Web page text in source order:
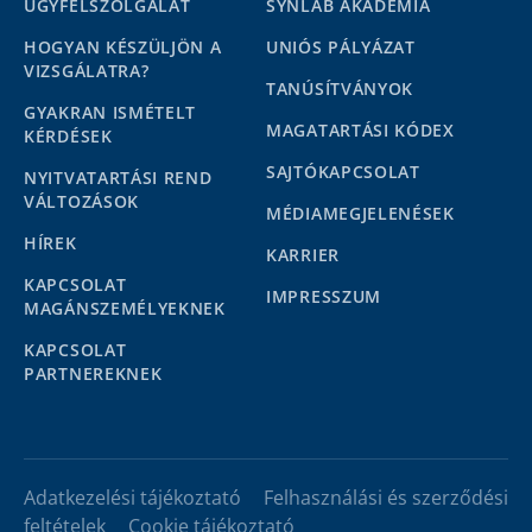
ÜGYFÉLSZOLGÁLAT
HOGYAN KÉSZÜLJÖN A
VIZSGÁLATRA?
GYAKRAN ISMÉTELT
KÉRDÉSEK
NYITVATARTÁSI REND
VÁLTOZÁSOK
HÍREK
KAPCSOLAT
MAGÁNSZEMÉLYEKNEK
KAPCSOLAT
PARTNEREKNEK
SYNLAB AKADÉMIA
UNIÓS PÁLYÁZAT
TANÚSÍTVÁNYOK
MAGATARTÁSI KÓDEX
SAJTÓKAPCSOLAT
MÉDIAMEGJELENÉSEK
KARRIER
IMPRESSZUM
Adatkezelési tájékoztató
Felhasználási és szerződési
feltételek
Cookie tájékoztató